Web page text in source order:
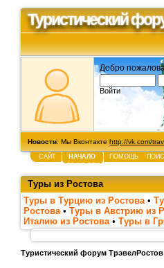
Туристический
Добро
Войти
Новости: Мы Вконтакте http://vk.com/
САЙТ НАЧАЛО ПОМОЩЬ
Туры из Ростова
Туры в Турцию из Ростова •
Ростова • Туры в Австрию из
Италию из Ростова • Туры в
Туристический форум ТрэвелРостов